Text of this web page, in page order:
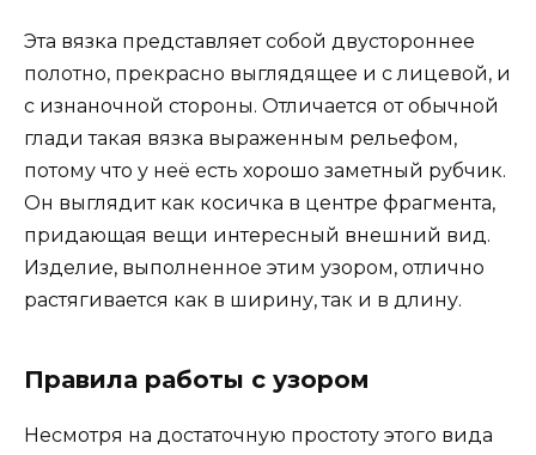
Эта вязка представляет собой двустороннее
полотно, прекрасно выглядящее и с лицевой, и
с изнаночной стороны. Отличается от обычной
глади такая вязка выраженным рельефом,
потому что у неё есть хорошо заметный рубчик.
Он выглядит как косичка в центре фрагмента,
придающая вещи интересный внешний вид.
Изделие, выполненное этим узором, отлично
растягивается как в ширину, так и в длину.
Правила работы с узором
Несмотря на достаточную простоту этого вида